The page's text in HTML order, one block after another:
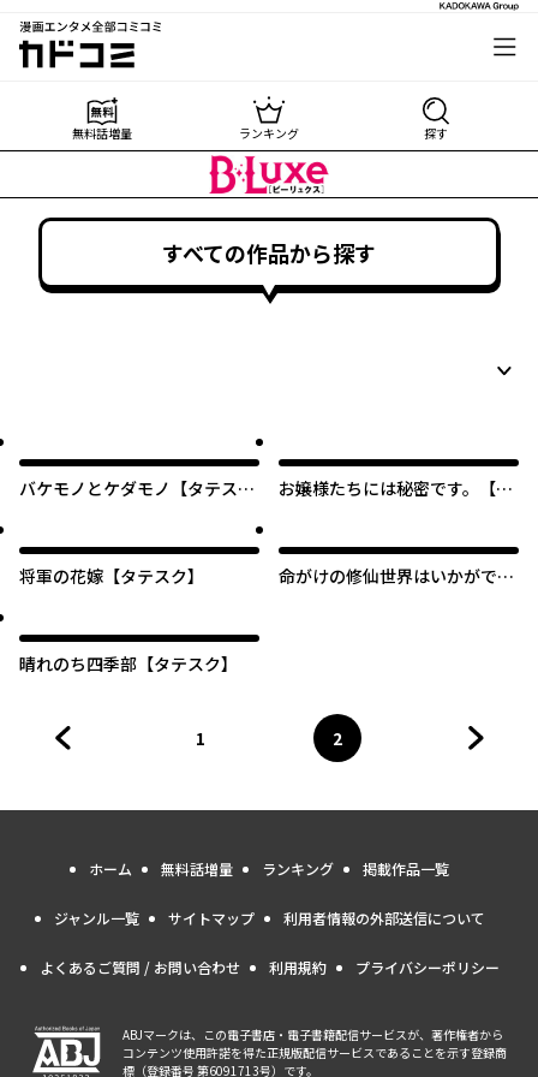
漫画エンタメ全部コミコミ
カドコミ
無料話増量 ランキング 探す
すべての作品から探す
バケモノとケダモノ【タテス
お嬢様たちには秘密です。【タ
将軍の花嫁【タテスク】
命がけの修仙世界はいかがです
晴れのち四季部【タテスク】
1
ページ
2
へ
ホーム 無料話増量 ランキング 掲載作品一覧
ジャンル一覧 サイトマップ 利用者情報の外部送信について
よくあるご質問 / お問い合わせ 利用規約 プライバシーポリシー
ABJマークは、この電子書店・電子書籍配信サービスが、著作権者から
コンテンツ使用許諾を得た正規版配信サービスであることを示す登録商
標（登録番号 第6091713号）です。